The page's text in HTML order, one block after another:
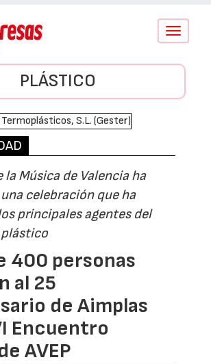
Conmutar
PLÁSTICO
la Música de Valencia ha
celebración que ha
principales agentes del
400 personas
al 25
de Aimplas
Encuentro
AVEP